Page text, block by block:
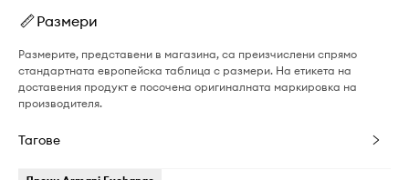
Размери
Размерите, представени в магазина, са преизчислени спрямо
стандартната европейска таблица с размери. На етикета на
доставения продукт е посочена оригиналната маркировка на
производителя.
Тагове